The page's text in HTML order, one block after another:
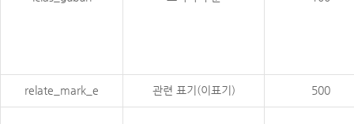
relate_mark_e 관련 표기(이표기) 500